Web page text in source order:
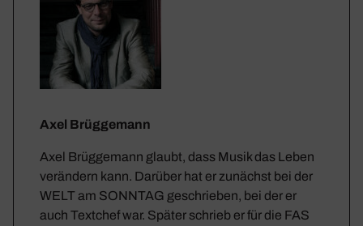
Axel Brüggemann
Axel Brüggemann glaubt, dass Musik das Leben
verändern kann. Darüber hat er zunächst bei der
WELT am SONNTAG geschrieben, bei der er
auch Textchef war. Später schrieb er für die FAS